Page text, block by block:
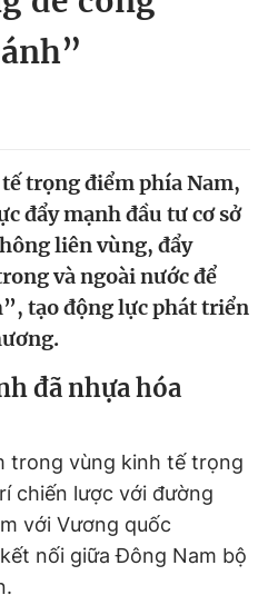
Magazine
Bạn cần biết
Liên hệ quảng cáo
thoại
trọng điểm phía Nam,
đẩy mạnh đầu tư cơ sở
liên vùng, đẩy
và ngoài nước để
tạo động lực phát triển
đã nhựa hóa
trong vùng kinh tế trọng
chiến lược với đường
với Vương quốc
nối giữa Đông Nam bộ